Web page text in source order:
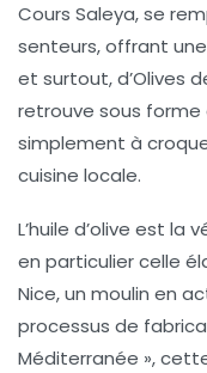
Cours Saleya, se
senteurs, offrant
et surtout, d’Olives
retrouve sous forme
simplement à
cuisine locale.
L’huile d’olive est la
en particulier celle
Nice, un moulin en
processus de
Méditerranée »,